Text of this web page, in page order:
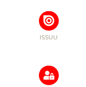
ISSUU